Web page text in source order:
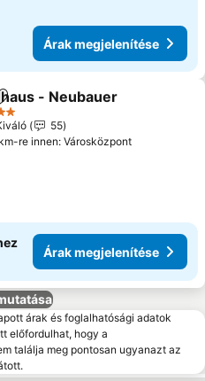
Árak megjelenítése
a kedvencekhez
- Neubauer
55
re innen: Városközpont
Árak megjelenítése
árak és foglalhatósági adatok
előfordulhat, hogy a
találja meg pontosan ugyanazt az